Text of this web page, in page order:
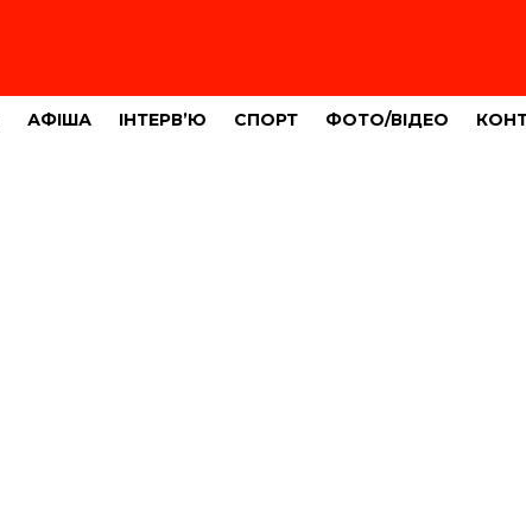
АФІША ІНТЕРВ’Ю СПОРТ ФОТО/ВІДЕО